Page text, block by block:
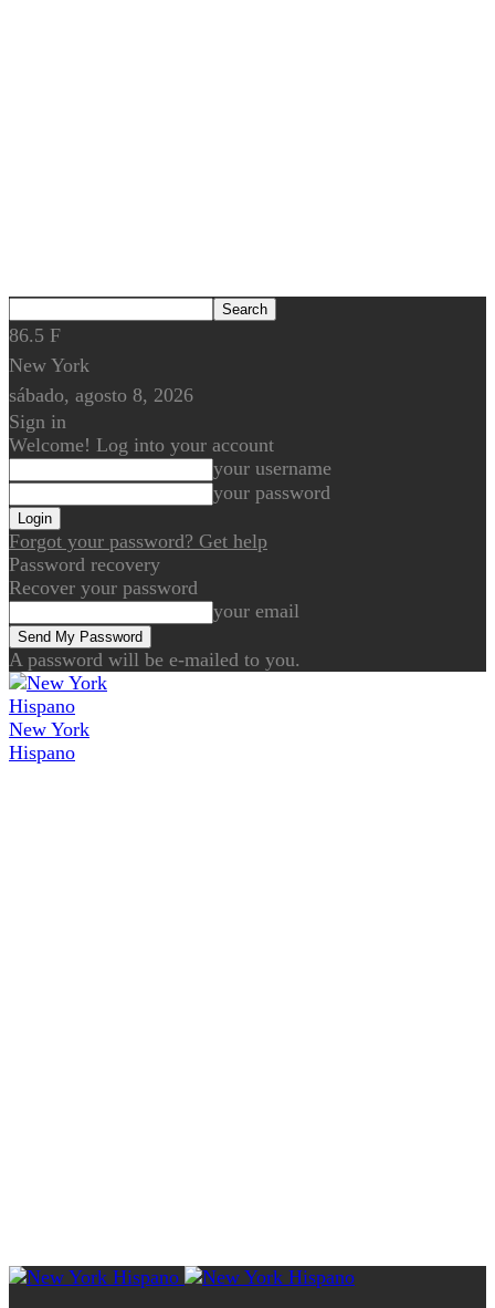
86.5 F
New York
sábado, agosto 8, 2026
Sign in
Welcome! Log into your account
your username
your password
Forgot your password? Get help
Password recovery
Recover your password
your email
A password will be e-mailed to you.
New York
Hispano